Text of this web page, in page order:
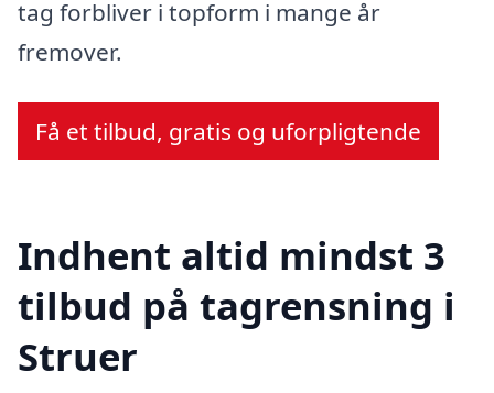
tag forbliver i topform i mange år
fremover.
Få et tilbud, gratis og uforpligtende
Indhent altid mindst 3
tilbud på tagrensning i
Struer